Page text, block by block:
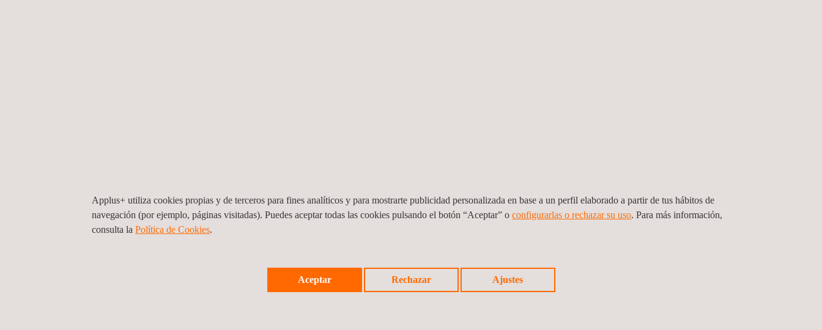
Servicios de Ingeniería y Auditorias para la
Fortalecimiento del IDAAN en el Ámbito de
la Eficiencia Energética.
Servicio de Cartografía y Levantamiento
Predial
Applus+ utiliza cookies propias y de terceros para fines analíticos y para mostrarte publicidad personalizada en base a un perfil elaborado a partir de tus hábitos de
navegación (por ejemplo, páginas visitadas). Puedes aceptar todas las cookies pulsando el botón “Aceptar” oconfigurarlas o rechazar su uso. Para más información,
consulta laPolítica de Cookies. ​
Aceptar Rechazar Ajustes